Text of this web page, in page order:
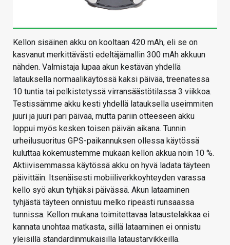
Kellon sisäinen akku on kooltaan 420 mAh, eli se on
kasvanut merkittävästi edeltäjämallin 300 mAh akkuun
nähden. Valmistaja lupaa akun kestävän yhdellä
latauksella normaalikäytössä kaksi päivää, treenatessa
10 tuntia tai pelkistetyssä virransäästötilassa 3 viikkoa.
Testissämme akku kesti yhdellä latauksella useimmiten
juuri ja juuri pari päivää, mutta pariin otteeseen akku
loppui myös kesken toisen päivän aikana. Tunnin
urheilusuoritus GPS-paikannuksen ollessa käytössä
kuluttaa kokemustemme mukaan kellon akkua noin 10 %.
Aktiivisemmassa käytössä akku on hyvä ladata täyteen
päivittäin. Itsenäisesti mobiiliverkkoyhteyden varassa
kello syö akun tyhjäksi päivässä. Akun lataaminen
tyhjästä täyteen onnistuu melko ripeästi runsaassa
tunnissa. Kellon mukana toimitettavaa lataustelakkaa ei
kannata unohtaa matkasta, sillä lataaminen ei onnistu
yleisillä standardinmukaisilla lataustarvikkeilla.